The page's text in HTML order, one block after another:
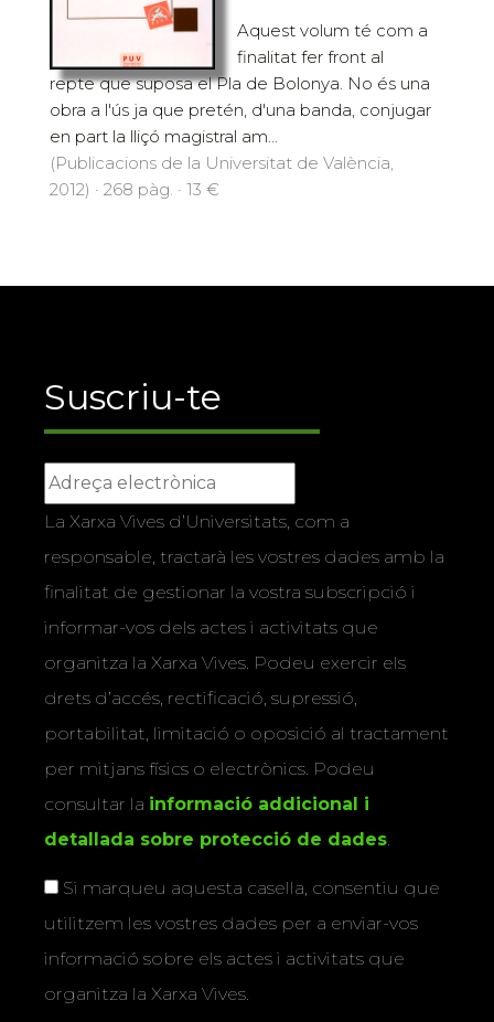
Aquest volum té com a
finalitat fer front al
repte que suposa el Pla de Bolonya. No és una
obra a l'ús ja que pretén, d'una banda, conjugar
en part la lliçó magistral am...
(Publicacions de la Universitat de València,
2012) · 268 pàg. · 13 €
Suscriu-te
La Xarxa Vives d’Universitats, com a
responsable, tractarà les vostres dades amb la
finalitat de gestionar la vostra subscripció i
informar-vos dels actes i activitats que
organitza la Xarxa Vives. Podeu exercir els
drets d’accés, rectificació, supressió,
portabilitat, limitació o oposició al tractament
per mitjans físics o electrònics. Podeu
consultar la informació addicional i
detallada sobre protecció de dades.
Si marqueu aquesta casella, consentiu que
utilitzem les vostres dades per a enviar-vos
informació sobre els actes i activitats que
organitza la Xarxa Vives.